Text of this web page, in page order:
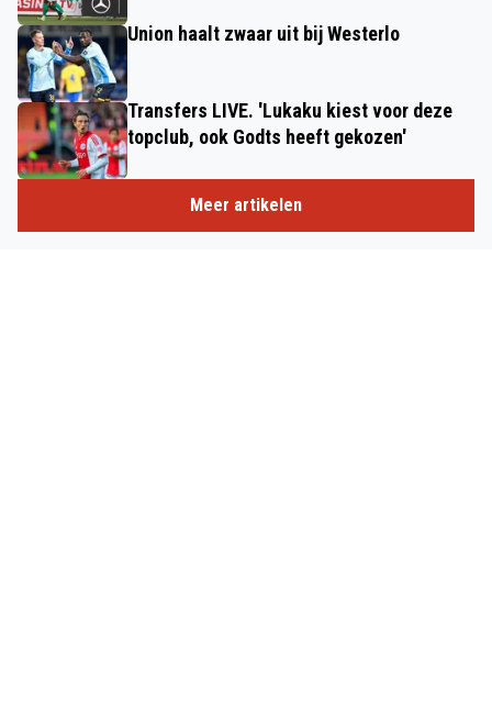
Union haalt zwaar uit bij Westerlo
Transfers LIVE. 'Lukaku kiest voor deze
topclub, ook Godts heeft gekozen'
Meer artikelen